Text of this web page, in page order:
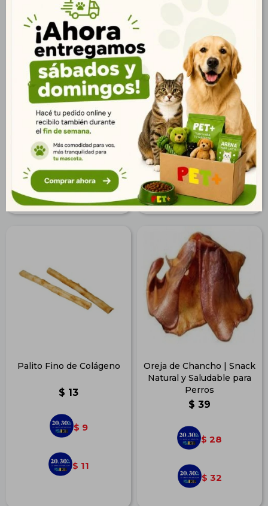
Hueso Digerible 2/3
$ 37
$ 27
$ 30
Roll Colágeno Mediano
$ 74
$ 53
$ 60
Palito Fino de Colágeno
$ 13
$ 9
$ 11
Oreja de Chancho | Snack
Natural y Saludable para
Perros
$ 39
$ 28
$ 32